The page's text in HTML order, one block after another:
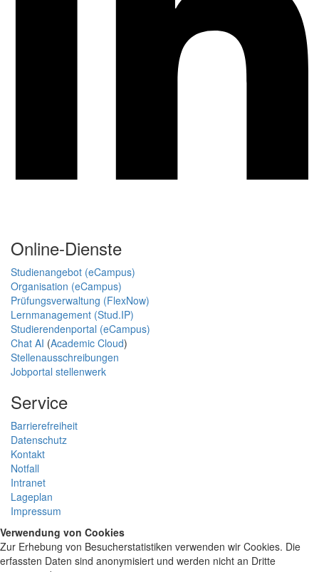
Online-Dienste
Studienangebot (eCampus)
Organisation (eCampus)
Prüfungsverwaltung (FlexNow)
Lernmanagement (Stud.IP)
Studierendenportal (eCampus)
Chat AI (Academic Cloud)
Stellenausschreibungen
Jobportal stellenwerk
Service
Barrierefreiheit
Datenschutz
Kontakt
Notfall
Intranet
Lageplan
Impressum
Verwendung von Cookies
Zur Erhebung von Besucherstatistiken verwenden wir Cookies. Die
erfassten Daten sind anonymisiert und werden nicht an Dritte